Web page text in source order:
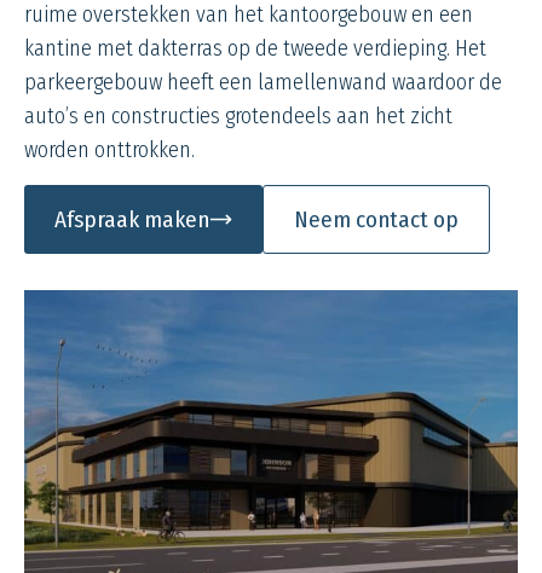
ruime overstekken van het kantoorgebouw en een
kantine met dakterras op de tweede verdieping. Het
parkeergebouw heeft een lamellenwand waardoor de
auto’s en constructies grotendeels aan het zicht
worden onttrokken.
Afspraak maken Neem contact op